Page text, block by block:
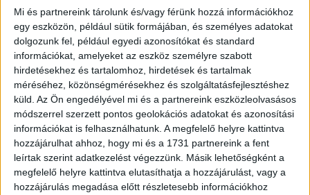
Mi és partnereink tárolunk és/vagy férünk hozzá információkhoz
egy eszközön, például sütik formájában, és személyes adatokat
dolgozunk fel, például egyedi azonosítókat és standard
információkat, amelyeket az eszköz személyre szabott
hirdetésekhez és tartalomhoz, hirdetések és tartalmak
méréséhez, közönségmérésekhez és szolgáltatásfejlesztéshez
küld. Az Ön engedélyével mi és a partnereink eszközleolvasásos
módszerrel szerzett pontos geolokációs adatokat és azonosítási
információkat is felhasználhatunk. A megfelelő helyre kattintva
hozzájárulhat ahhoz, hogy mi és a 1731 partnereink a fent
leírtak szerint adatkezelést végezzünk. Másik lehetőségként a
megfelelő helyre kattintva elutasíthatja a hozzájárulást, vagy a
hozzájárulás megadása előtt részletesebb információkhoz
Békéscsaba
, Eladó Társasházi lakás, Családi ház, Garázs,
Házrész
Kecskemét, Eladó Családi ház
Gödöllő, Eladó Családi ház
Balatonboglár, Eladó Társasházi lakás
Balatonfüred, Eladó Családi ház
, Eladó Családi ház
Kecskemét , Eladó Társasházi lakás, Családi ház
Győr, Eladó Társasházi lakás, Családi ház, Garázs,
Házrész, Hotel, Üzlethelyiség
Mosonmagyaróvár, Eladó Családi ház